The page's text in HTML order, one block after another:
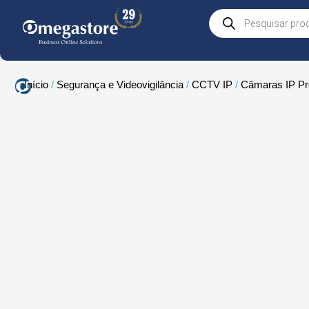
Products
search
Início / Segurança e Videovigilância /CCTV IP /Câmaras IP